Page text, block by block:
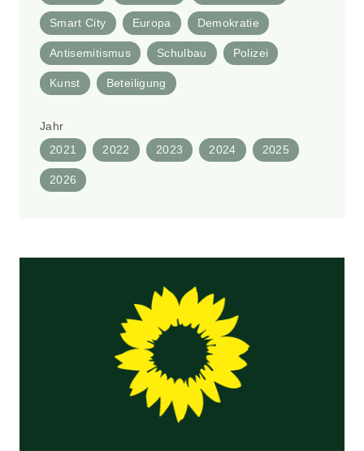
Smart City Europa Demokratie
Antisemitismus Schulbau Polizei
Kunst Beteiligung
Jahr
2021
2022 2023 2024 2025
2026